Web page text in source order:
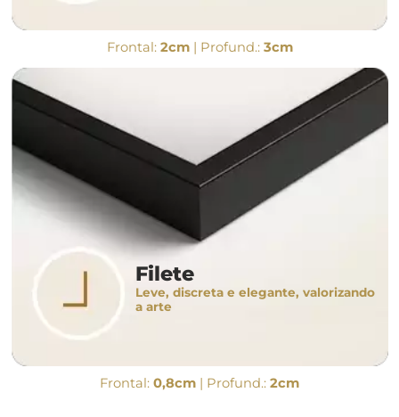
Frontal: 2cm| Profund.: 3cm
Filete
Leve, discreta e elegante, valorizando
a arte
Frontal: 0,8cm | Profund.: 2cm